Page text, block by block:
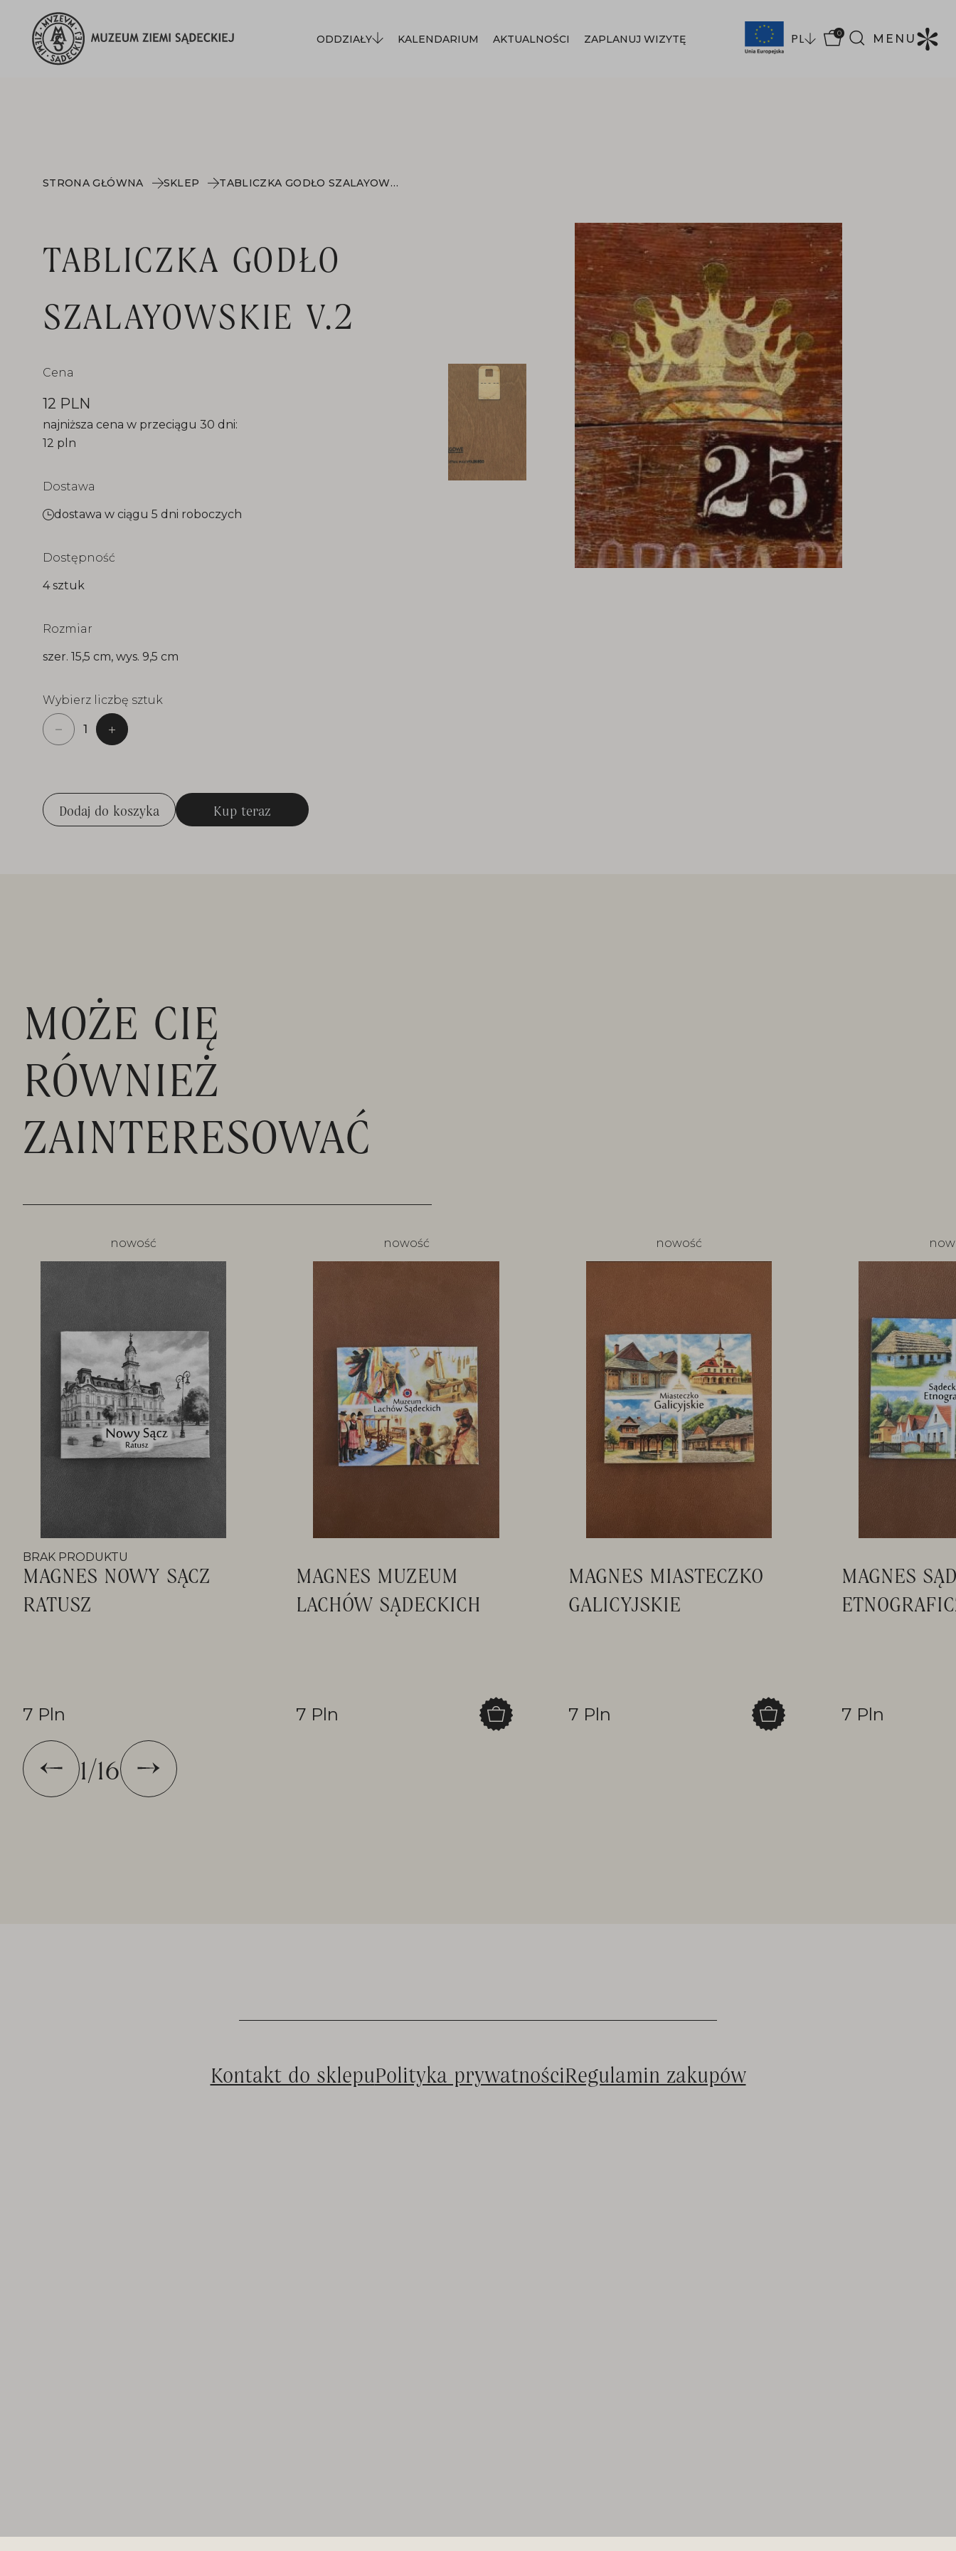
ODDZIAŁY KALENDARIUM AKTUALNOŚCI ZAPLANUJ WIZYTĘ PL 0 MENU
STRONA GŁÓWNA SKLEP TABLICZKA GODŁO SZALAYOWSKIE V.2
TABLICZKA GODŁO
SZALAYOWSKIE V.2
Cena
12 PLN
najniższa cena w przeciągu 30 dni:
12 pln
Dostawa
dostawa w ciągu 5 dni roboczych
Dostępność
4 sztuk
Rozmiar
szer. 15,5 cm, wys. 9,5 cm
Wybierz liczbę sztuk
Dodaj do koszyka
Dodaj do koszyka Kup teraz
Kup teraz
MOŻE CIĘ
RÓWNIEŻ
ZAINTERESOWAĆ
nowość
BRAK PRODUKTU
MAGNES NOWY SĄCZ
RATUSZ
7 Pln
nowość
MAGNES MUZEUM
LACHÓW SĄDECKICH
7 Pln
nowość
MAGNES MIASTECZKO
GALICYJSKIE
7 Pln
MAGNES
7 Pln
1/16
Kontakt do sklepuPolityka prywatnościRegulamin zakupów